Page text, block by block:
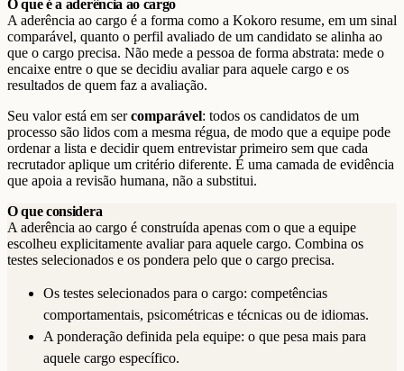
O que é a aderência ao cargo
A aderência ao cargo é a forma como a Kokoro resume, em um sinal
comparável, quanto o perfil avaliado de um candidato se alinha ao
que o cargo precisa. Não mede a pessoa de forma abstrata: mede o
encaixe entre o que se decidiu avaliar para aquele cargo e os
resultados de quem faz a avaliação.
Seu valor está em sercomparável: todos os candidatos de um
processo são lidos com a mesma régua, de modo que a equipe pode
ordenar a lista e decidir quem entrevistar primeiro sem que cada
recrutador aplique um critério diferente. É uma camada de evidência
que apoia a revisão humana, não a substitui.
O que considera
A aderência ao cargo é construída apenas com o que a equipe
escolheu explicitamente avaliar para aquele cargo. Combina os
testes selecionados e os pondera pelo que o cargo precisa.
Os testes selecionados para o cargo: competências
comportamentais, psicométricas e técnicas ou de idiomas.
A ponderação definida pela equipe: o que pesa mais para
aquele cargo específico.